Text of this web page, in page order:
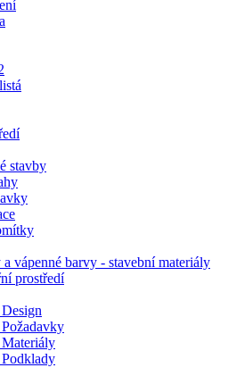
stavby
vápenné barvy - stavební materiály
prostředí